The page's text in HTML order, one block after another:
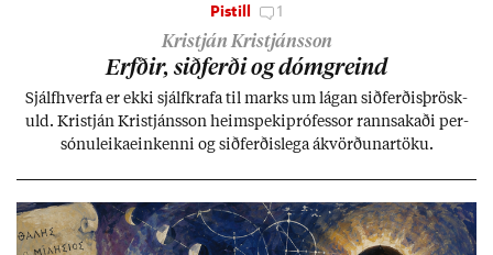
Pistill 1
Kristján Kristjánsson
Erfð­ir, sið­ferði og dómgreind
Sjálf­hverfa er ekki sjálf­krafa til marks um lág­an sið­ferð­is­þrösk­
uld. Kristján Kristjáns­son heim­speki­pró­fess­or rann­sak­aði per­
sónu­leika­ein­kenni og sið­ferð­is­lega ákvörð­un­ar­töku.